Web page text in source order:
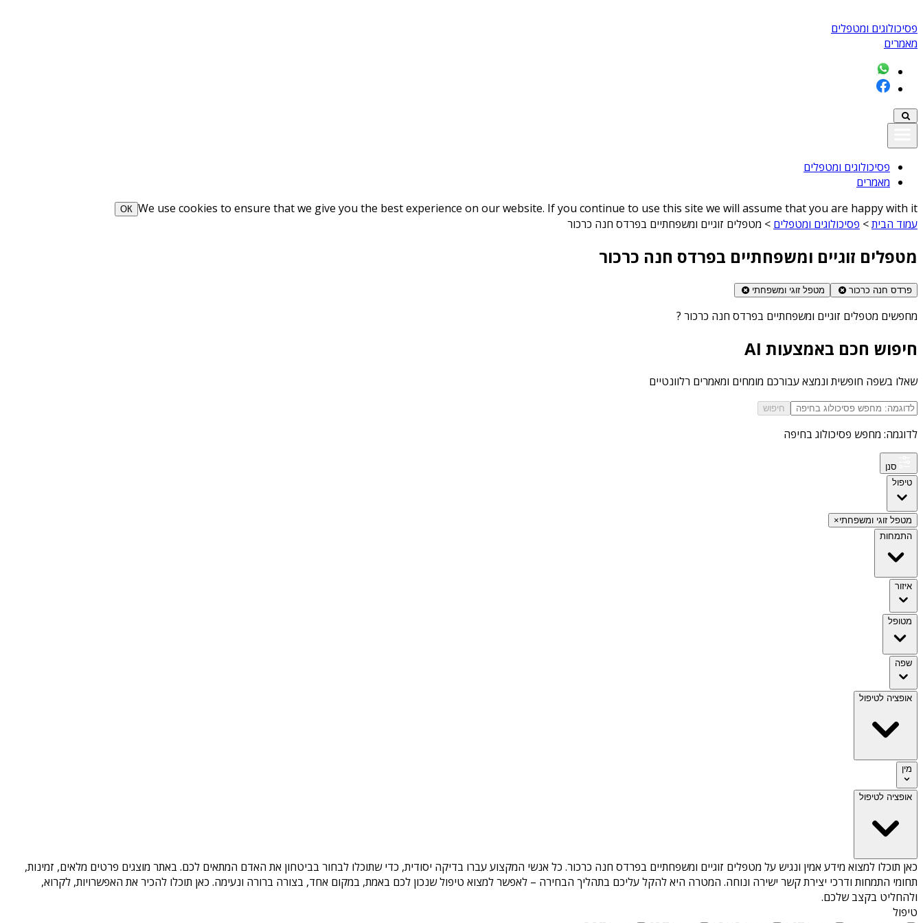
פסיכולוגים ומטפלים
מאמרים
פסיכולוגים ומטפלים
מאמרים
We use cookies to ensure that we give you the best experience on our website. If you continue to use this site we will assume that you are happy with it
ОК
עמוד הבית> פסיכולוגים ומטפלים > מטפלים זוגיים ומשפחתיים בפרדס חנה כרכור
מטפלים זוגיים ומשפחתיים בפרדס חנה כרכור
פרדס חנה כרכור מטפל זוגי ומשפחתי
מחפשים מטפלים זוגיים ומשפחתיים בפרדס חנה כרכור ?
חיפוש חכם באמצעות AI
שאלו בשפה חופשית ונמצא עבורכם מומחים ומאמרים רלוונטיים
חיפוש
לדוגמה: מחפש פסיכולוג בחיפה
סנן
טיפול
מטפל זוגי ומשפחתי×
התמחות
איזור
מטופל
שפה
אופציה לטיפול
מין
אופציה לטיפול
כאן תוכלו למצוא מידע אמין ונגיש על מטפלים זוגיים ומשפחתיים בפרדס חנה כרכור. כל אנשי המקצוע עברו בדיקה יסודית, כדי שתוכלו לבחור בביטחון את האדם המתאים לכם. באתר מוצגים פרטים מלאים, זמינות,
תחומי התמחות ודרכי יצירת קשר ישירה ונוחה. המטרה היא להקל עליכם בתהליך הבחירה – לאפשר למצוא טיפול שנכון לכם באמת, במקום אחד, בצורה ברורה ונעימה. כאן תוכלו להכיר את האפשרויות, לקרוא,
ולהחליט בקצב שלכם.
טיפול